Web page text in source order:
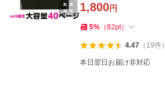
1,800円
5% （82pt）
4.47（ 19件）
本日翌日お届け非対応